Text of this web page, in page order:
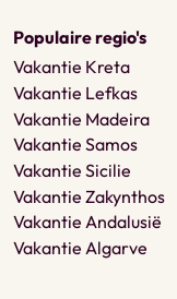
Populaire regio's
Vakantie Kreta
Vakantie Lefkas
Vakantie Madeira
Vakantie Samos
Vakantie Sicilie
Vakantie Zakynthos
Vakantie Andalusië
Vakantie Algarve